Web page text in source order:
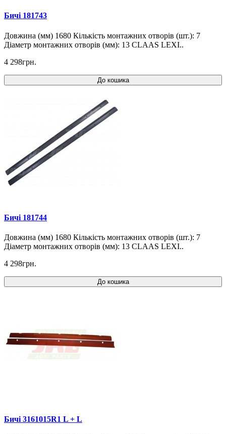
Бичі 181743
Довжина (мм) 1680 Кількість монтажних отворів (шт.): 7
Діаметр монтажних отворів (мм): 13 CLAAS LEXI..
4 298грн.
До кошика
Бичі 181744
Довжина (мм) 1680 Кількість монтажних отворів (шт.): 7
Діаметр монтажних отворів (мм): 13 CLAAS LEXI..
4 298грн.
До кошика
Бичі 3161015R1 L + L